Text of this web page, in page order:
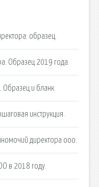
образец.
Образец 2019 года.
Образец и бланк
инструкция.
директора ооо.
в 2018 году.